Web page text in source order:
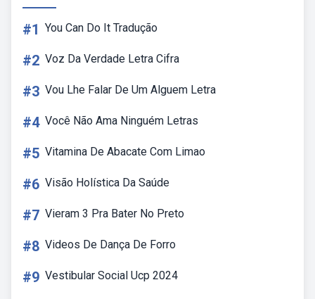
#1 You Can Do It Tradução
#2 Voz Da Verdade Letra Cifra
#3 Vou Lhe Falar De Um Alguem Letra
#4 Você Não Ama Ninguém Letras
#5 Vitamina De Abacate Com Limao
#6 Visão Holística Da Saúde
#7 Vieram 3 Pra Bater No Preto
#8 Videos De Dança De Forro
#9 Vestibular Social Ucp 2024